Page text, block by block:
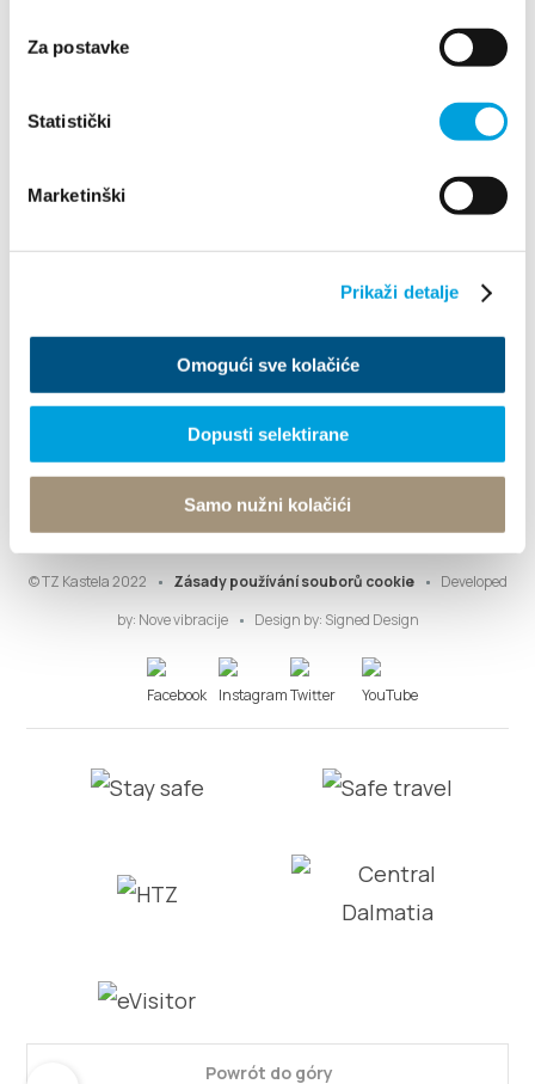
Za postavke
Statistički
Marketinški
Prikaži detalje
Omogući sve kolačiće
Dopusti selektirane
Samo nužni kolačići
Villa Nika, Kamberovo šetalište 30
Wskazówki
© TZ Kastela 2022 Zásady používání souborů cookie
Developed
by: Nove vibracije Design by: Signed Design
Powrót do góry